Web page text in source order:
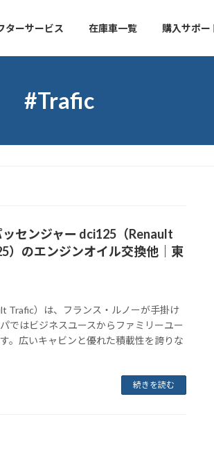
ターサービス 在庫車一覧 購入サポー
#Trafic
センジャー dci125（Renault
）のエンジンオイル交換他｜東
Trafic）は、フランス・ルノーが手掛け
ではビジネスユースからファミリーユー
。広いキャビンと優れた積載性を誇りな
続きを読む